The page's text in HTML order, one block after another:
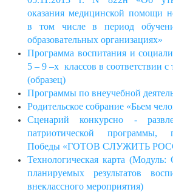
оказания медицинской помощи
в том числе в период
образовательных организациях»
Программа воспитания и
5 – 9 –х классов в соответствии
(образец)
Программы по внеучебной
Родительское собрание «Бьем
Сценарий конкурсно -
патриотической
Победы «ГОТОВ СЛУЖИТЬ
Технологическая карта (Модуль:
планируемых результатов
внеклассного мероприятия)